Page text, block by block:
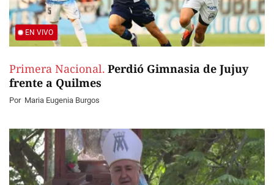
EN VIVO
Primera Nacional. Perdió Gimnasia de Jujuy
frente a Quilmes
Por Maria Eugenia Burgos